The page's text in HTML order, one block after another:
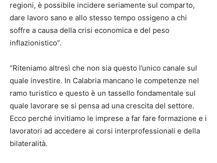
regioni, è possibile incidere seriamente sul comparto,
dare lavoro sano e allo stesso tempo ossigeno a chi
soffre a causa della crisi economica e del peso
inflazionistico”.
“Riteniamo altresì che non sia questo l’unico canale sul
quale investire. In Calabria mancano le competenze nel
ramo turistico e questo è un tassello fondamentale sul
quale lavorare se si pensa ad una crescita del settore.
Ecco perché invitiamo le imprese a far fare formazione e i
lavoratori ad accedere ai corsi interprofessionali e della
bilateralità.